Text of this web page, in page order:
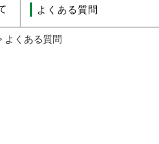
よくある質問